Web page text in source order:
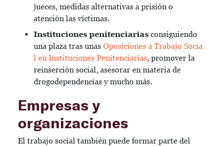
jueces, medidas alternativas a prisión o
atención las víctimas.
Instituciones penitenciarias consiguiendo
una plaza tras unas Oposiciones a Trabajo Socia
l en Instituciones Penitenciarias, promover la
reinserción social, asesorar en materia de
drogodependencias y mucho más.
Empresas y
organizaciones
El trabajo social también puede formar parte del